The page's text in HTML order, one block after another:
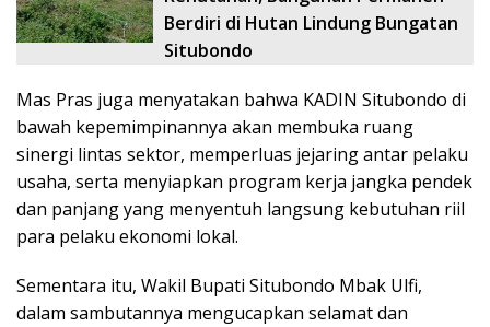
Berdiri di Hutan Lindung Bungatan
Situbondo
Mas Pras juga menyatakan bahwa KADIN Situbondo di
bawah kepemimpinannya akan membuka ruang
sinergi lintas sektor, memperluas jejaring antar pelaku
usaha, serta menyiapkan program kerja jangka pendek
dan panjang yang menyentuh langsung kebutuhan riil
para pelaku ekonomi lokal.
Sementara itu, Wakil Bupati Situbondo Mbak Ulfi,
dalam sambutannya mengucapkan selamat dan